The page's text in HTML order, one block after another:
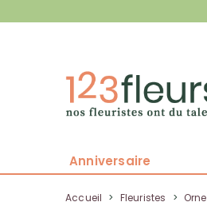
Anniversaire
Accueil > Fleuristes > Orne